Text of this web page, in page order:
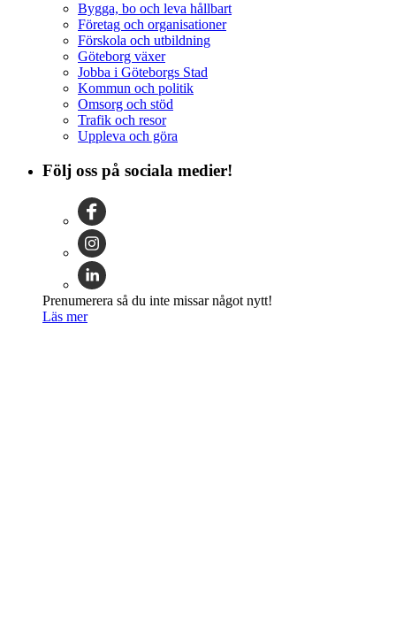
Bygga, bo och leva hållbart
Företag och organisationer
Förskola och utbildning
Göteborg växer
Jobba i Göteborgs Stad
Kommun och politik
Omsorg och stöd
Trafik och resor
Uppleva och göra
Följ oss på sociala medier!
Prenumerera så du inte missar något nytt!
Läs mer